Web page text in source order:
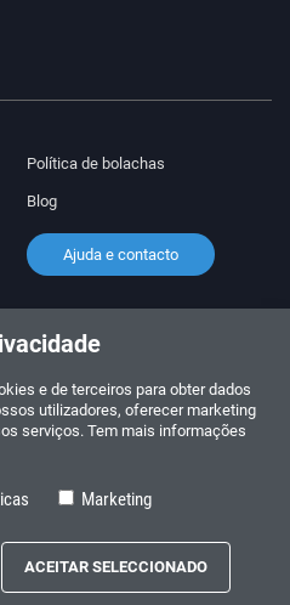
Política de bolachas
Blog
Ajuda e contacto
Siga-nos!
de NoxSmart Trade, SLU - CIF:
40133, Folio: 172, Sección: 8, Hoja
e de terceiros para obter dados
utilizadores, oferecer marketing
serviços. Tem mais informações
Marketing